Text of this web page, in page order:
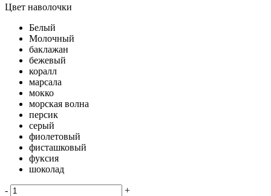
Цвет наволочки
Белый
Молочный
баклажан
бежевый
коралл
марсала
мокко
морская волна
персик
серый
фиолетовый
фисташковый
фуксия
шоколад
-
+